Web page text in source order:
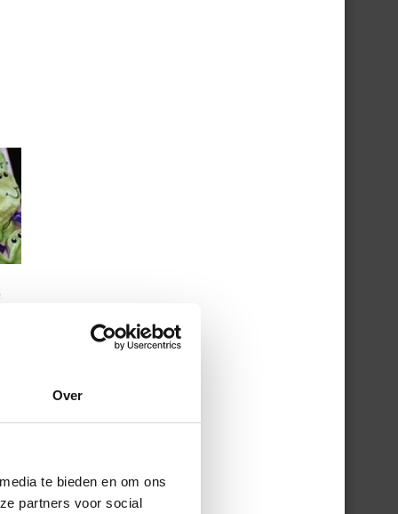
Over
te bieden en om ons
partners voor social